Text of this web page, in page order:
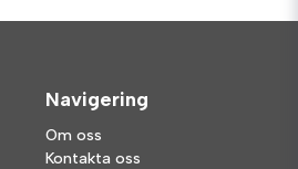
Navigering
Om oss
Kontakta oss